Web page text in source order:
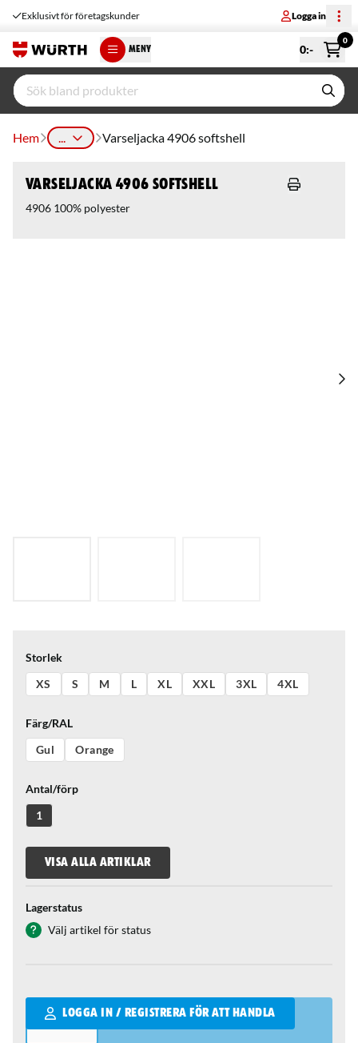
Exklusivt för företagskunder Logga in
MENY 0:-
0
Hem ... Varseljacka 4906 softshell
Varseljacka 4906 softshell
4906 100% polyester
Storlek
XS
S M L XL XXL 3XL 4XL
Färg/RAL
Gul
Orange
Antal/förp
1
VISA ALLA ARTIKLAR
Lagerstatus
Välj artikel för status
LOGGA IN / REGISTRERA FÖR ATT HANDLA
Qantity